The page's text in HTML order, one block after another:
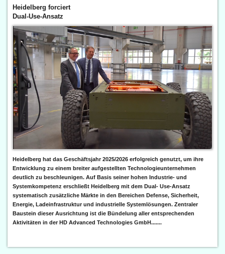
Heidelberg forciert
Dual-Use-Ansatz
Heidelberg hat das Geschäftsjahr 2025/2026 erfolgreich genutzt, um ihre
Entwicklung zu einem breiter aufgestellten Technologieunternehmen
deutlich zu beschleunigen. Auf Basis seiner hohen Industrie- und
Systemkompetenz erschließt Heidelberg mit dem Dual- Use-Ansatz
systematisch zusätzliche Märkte in den Bereichen Defense, Sicherheit,
Energie, Ladeinfrastruktur und industrielle Systemlösungen. Zentraler
Baustein dieser Ausrichtung ist die Bündelung aller entsprechenden
Aktivitäten in der HD Advanced Technologies GmbH.......